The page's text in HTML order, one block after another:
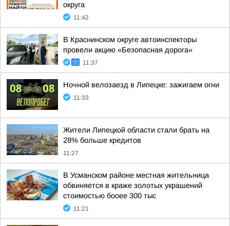
округа
11:42
В Краснинском округе автоинспекторы
провели акцию «Безопасная дорога»
11:37
Ночной велозаезд в Липецке: зажигаем огни
11:33
Жители Липецкой области стали брать на
28% больше кредитов
11:27
В Усманском районе местная жительница
обвиняется в краже золотых украшений
стоимостью бооее 300 тыс
11:21